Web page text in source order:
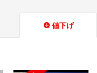
値下げ